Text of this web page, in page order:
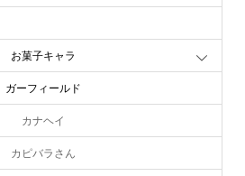
お菓子キャラ
ガーフィールド
カナヘイ
カピバラさん